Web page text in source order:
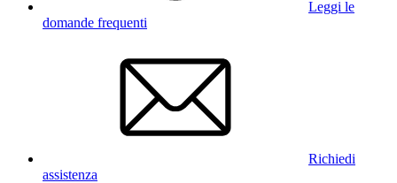
Leggi le
domande frequenti
Richiedi
assistenza